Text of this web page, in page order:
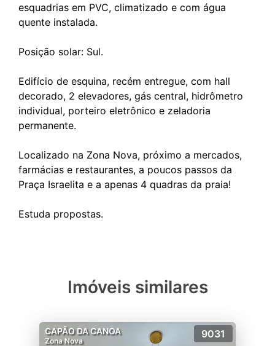
esquadrias em PVC, climatizado e com água
quente instalada.
Posição solar: Sul.
Edifício de esquina, recém entregue, com hall
decorado, 2 elevadores, gás central, hidrômetro
individual, porteiro eletrônico e zeladoria
permanente.
Localizado na Zona Nova, próximo a mercados,
farmácias e restaurantes, a poucos passos da
Praça Israelita e a apenas 4 quadras da praia!
Imóveis similares
CAPÃO DA CANOA
Zona Nova
9031